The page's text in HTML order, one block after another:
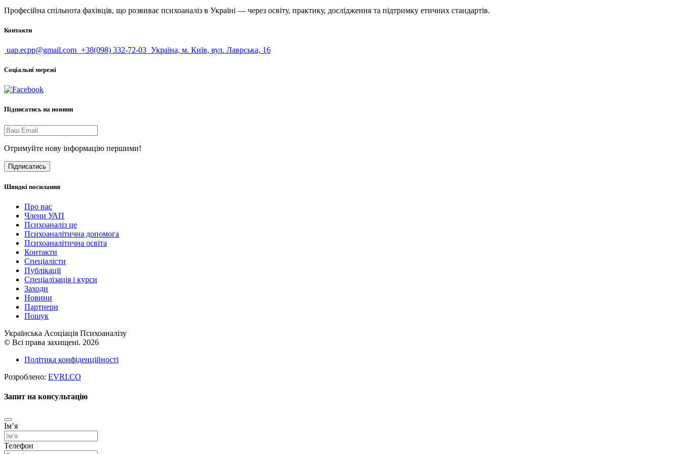
Професійна спільнота фахівців, що розвиває психоаналіз в Україні — через освіту, практику, дослідження та підтримку етичних стандартів.
Контакти
uap.ecpp@gmail.com +38(098) 332-72-03 Україна, м. Київ, вул. Лаврська, 16
Соціальні мережі
Підписатись на новини
Отримуйте нову інформацію першими!
Підписатись
Швидкі посилання
Про нас
Члени УАП
Психоаналіз це
Психоаналітична допомога
Психоаналітична освіта
Контакти
Спеціалісти
Публікації
Cпеціалізація і курси
Заходи
Новини
Партнери
Пошук
Українська Асоціація Психоаналізу
© Всі права захищені. 2026
Політика конфіденційності
Розроблено: EVRI.CO
Запит на консультацію
Імʼя
Телефон